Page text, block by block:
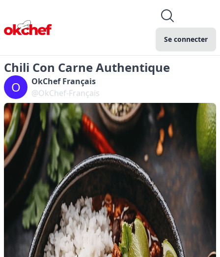
Se connecter
Chili Con Carne Authentique
O
OkChef Français
@OkChef-Français